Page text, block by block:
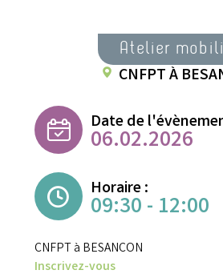
Atelier
CNFPT À
Date de
06.02.2026
Horaire :
09:30 - 12:00
CNFPT à BESANCON
Inscrivez-vous